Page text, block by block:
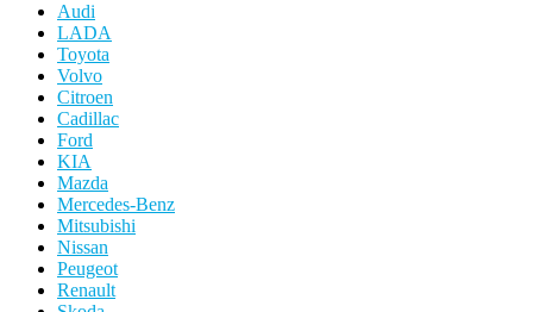
Audi
LADA
Toyota
Volvo
Citroen
Cadillac
Ford
KIA
Mazda
Mercedes-Benz
Mitsubishi
Nissan
Peugeot
Renault